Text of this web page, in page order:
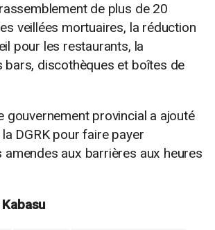
de plus de 20
veillées mortuaires, la réduction
pour les restaurants, la
bars, discothèques et boîtes de
gouvernement provincial a ajouté
DGRK pour faire payer
amendes aux barrières aux heures